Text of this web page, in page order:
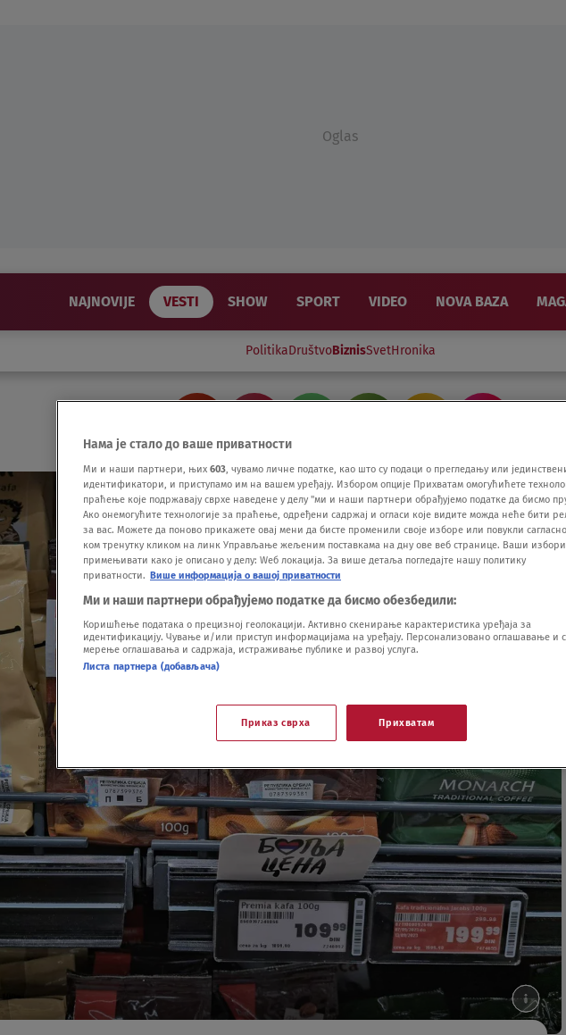
Oglas
NAJNOVIJE VESTI SHOW SPORT VIDEO NOVA BAZA
PolitikaDruštvoBiznisSvetHronika
Нама је стало до ваше приватности
Ми и наши партнери, њих 603, чувамо личне податке, као што су подаци о прегледању или
идентификатори, и приступамо им на вашем уређају. Избором опције Прихватам омогућићете
праћење које подржавају сврхе наведене у делу "ми и наши партнери обрађујемо податке да бисмо
Ако онемогућите технологије за праћење, одређени садржај и огласи које видите можда неће бити
за вас. Можете да поново прикажете овај мени да бисте променили своје изборе или повукли
ком тренутку кликом на линк Управљање жељеним поставкама на дну ове веб странице. Ваши
примењивати како је описано у делу: Wеб локација. За више детаља погледајте нашу политику
приватности. Више информација о вашој приватности
Ми и наши партнери обрађујемо податке да бисмо обезбедили:
Коришћење података о прецизној геолокацији. Активно скенирање карактеристика уређаја за
идентификацију. Чување и/или приступ информацијама на уређају. Персонализовано оглашавање и
мерење оглашавања и садржаја, истраживање публике и развој услуга.
Листа партнера (добављача)
Приказ сврха Прихватам